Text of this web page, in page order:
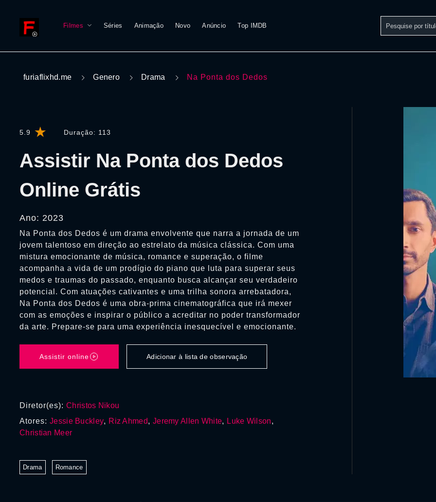
Filmes Séries Animação Novo Anúncio Top IMDB
furiaflixhd.me Genero Drama Na Ponta dos Dedos
5.9 Duração: 113
Assistir Na Ponta dos Dedos
Online Grátis
Ano: 2023
Na Ponta dos Dedos é um drama envolvente que narra a jornada de um
jovem talentoso em direção ao estrelato da música clássica. Com uma
mistura emocionante de música, romance e superação, o filme
acompanha a vida de um prodígio do piano que luta para superar seus
medos e traumas do passado, enquanto busca alcançar seu verdadeiro
potencial. Com atuações cativantes e uma trilha sonora arrebatadora,
Na Ponta dos Dedos é uma obra-prima cinematográfica que irá mexer
com as emoções e inspirar o público a acreditar no poder transformador
da arte. Prepare-se para uma experiência inesquecível e emocionante.
Assistir online Adicionar à lista de observação
Diretor(es): Christos Nikou
Atores: Jessie Buckley, Riz Ahmed, Jeremy Allen White, Luke Wilson,
Christian Meer
Drama Romance